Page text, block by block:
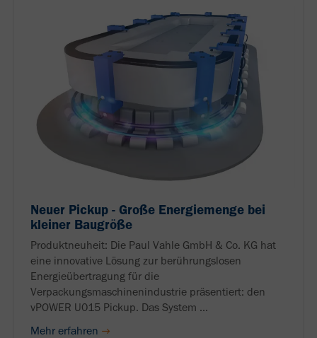
Neuer Pickup - Große Energiemenge bei
kleiner Baugröße
Produktneuheit: Die Paul Vahle GmbH & Co. KG hat
eine innovative Lösung zur berührungslosen
Energieübertragung für die
Verpackungsmaschinenindustrie präsentiert: den
vPOWER U015 Pickup. Das System ...
Mehr erfahren